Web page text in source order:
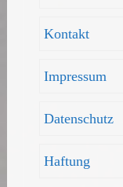
Kontakt
Impressum
Datenschutz
Haftung